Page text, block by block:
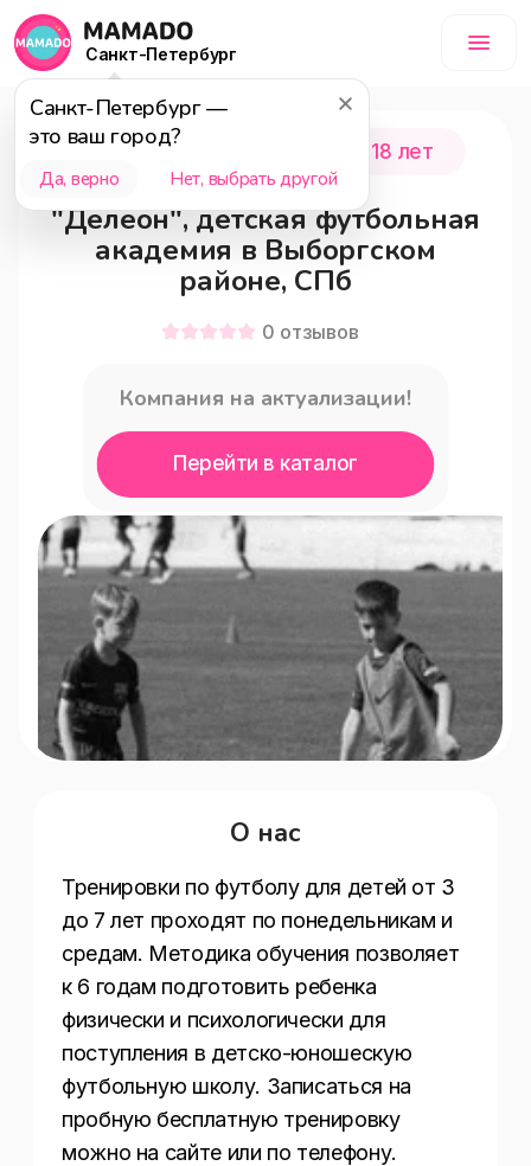
Санкт-Петербург
Санкт-Петербург—
это ваш город?
Да, верно Нет, выбрать другой
Санкт-Петербург 0 - 18 лет
"Делеон", детская футбольная
академия в Выборгском
районе, СПб
0 отзывов
Компания на актуализации!
Перейти в каталог
О нас
Тренировки по футболу для детей от 3
до 7 лет проходят по понедельникам и
средам. Методика обучения позволяет
к 6 годам подготовить ребенка
физически и психологически для
поступления в детско-юношескую
футбольную школу. Записаться на
пробную бесплатную тренировку
можно на сайте или по телефону.